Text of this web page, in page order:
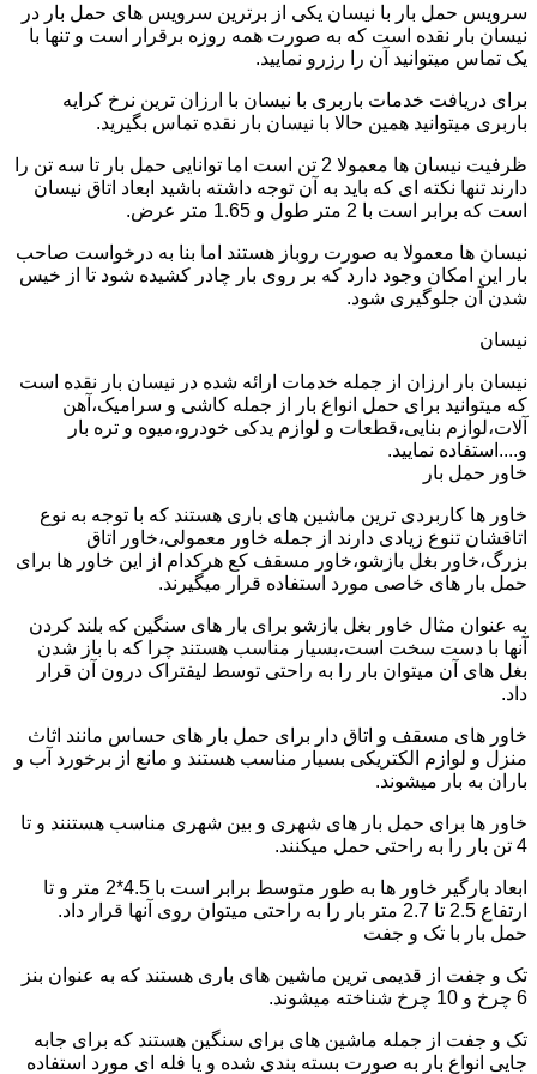
سرویس حمل بار با نیسان یکی از برترین سرویس های حمل بار در
نیسان بار نقده است که به صورت همه روزه برقرار است و تنها با
یک تماس میتوانید آن را رزرو نمایید.
برای دریافت خدمات باربری با نیسان با ارزان ترین نرخ کرایه
باربری میتوانید همین حالا با نیسان بار نقده تماس بگیرید.
ظرفیت نیسان ها معمولا 2 تن است اما توانایی حمل بار تا سه تن را
دارند تنها نکته ای که باید به آن توجه داشته باشید ابعاد اتاق نیسان
است که برابر است با 2 متر طول و 1.65 متر عرض.
نیسان ها معمولا به صورت روباز هستند اما بنا به درخواست صاحب
بار این امکان وجود دارد که بر روی بار چادر کشیده شود تا از خیس
شدن آن جلوگیری شود.
نیسان
نیسان بار ارزان از جمله خدمات ارائه شده در نیسان بار نقده است
که میتوانید برای حمل انواع بار از جمله کاشی و سرامیک،آهن
آلات،لوازم بنایی،قطعات و لوازم یدکی خودرو،میوه و تره بار
و....استفاده نمایید.
خاور حمل بار
خاور ها کاربردی ترین ماشین های باری هستند که با توجه به نوع
اتاقشان تنوع زیادی دارند از جمله خاور معمولی،خاور اتاق
بزرگ،خاور بغل بازشو،خاور مسقف کع هرکدام از این خاور ها برای
حمل بار های خاصی مورد استفاده قرار میگیرند.
به عنوان مثال خاور بغل بازشو برای بار های سنگین که بلند کردن
آنها با دست سخت است،بسیار مناسب هستند چرا که با باز شدن
بغل های آن میتوان بار را به راحتی توسط لیفتراک درون آن قرار
داد.
خاور های مسقف و اتاق دار برای حمل بار های حساس مانند اثاث
منزل و لوازم الکتریکی بسیار مناسب هستند و مانع از برخورد آب و
باران به بار میشوند.
خاور ها برای حمل بار های شهری و بین شهری مناسب هستنند و تا
4 تن بار را به راحتی حمل میکنند.
ابعاد بارگیر خاور ها به طور متوسط برابر است با 4.5*2 متر و تا
ارتفاع 2.5 تا 2.7 متر بار را به راحتی میتوان روی آنها قرار داد.
حمل بار با تک و جفت
تک و جفت از قدیمی ترین ماشین های باری هستند که به عنوان بنز
6 چرخ و 10 چرخ شناخته میشوند.
تک و جفت از جمله ماشین های برای سنگین هستند که برای جابه
جایی انواع بار به صورت بسته بندی شده و یا فله ای مورد استفاده